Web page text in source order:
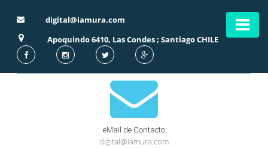
digital@iamura.com
Apoquindo 6410, Las Condes ; Santiago CHILE
Home
eMail de Contacto
digital@iamura.com